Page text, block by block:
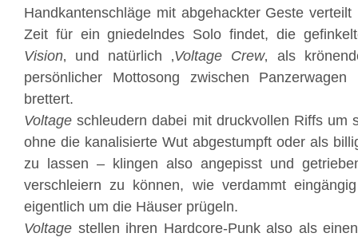
Handkantenschläge mit abgehackter Geste
Zeit für ein gniedelndes Solo findet, die
Vision‚ und natürlich ‚Voltage Crew‚ als
persönlicher Mottosong zwischen Panzerwagen
brettert.
Voltage schleudern dabei mit druckvollen Riffs um
ohne die kanalisierte Wut abgestumpft oder als
zu lassen – klingen also angepisst und
verschleiern zu können, wie verdammt
eigentlich um die Häuser prügeln.
Voltage stellen ihren Hardcore-Punk also als